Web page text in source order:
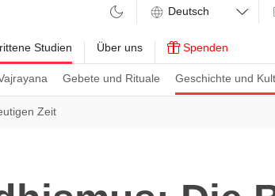
Studien
Gebete und Rituale Geschichte und
Über uns Spenden
Zeit